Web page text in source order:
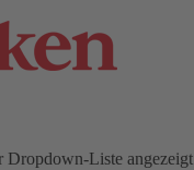
Dropdown-Liste angezeigt